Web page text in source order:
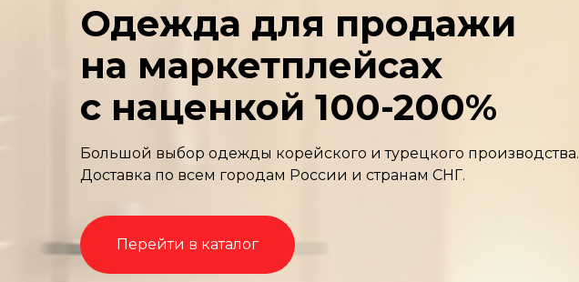
Одежда для продажи
на маркетплейсах
с наценкой 100-200%
Большой выбор одежды корейского и турецкого производства.
Доставка по всем городам России и странам СНГ.
Перейти в каталог